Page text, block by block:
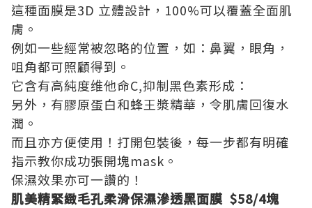
這種面膜是3D 立體設計，100%可以覆蓋全面肌
膚。
例如一些經常被忽略的位置，如：鼻翼，眼角，
咀角都可照顧得到。
它含有高純度维他命C,抑制黑色素形成：
另外，有膠原蛋白和蜂王漿精華，令肌膚回復水
潤。
而且亦方便使用！打開包裝後，每一步都有明確
指示教你成功張開塊mask。
保濕效果亦可一讚的！
肌美精緊緻毛孔柔滑保濕滲透黑面膜 $58/4塊